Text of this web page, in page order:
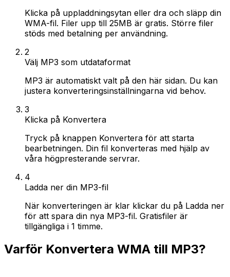
Klicka på uppladdningsytan eller dra och släpp din
WMA-fil. Filer upp till 25MB är gratis. Större filer
stöds med betalning per användning.
2
Välj MP3 som utdataformat
MP3 är automatiskt valt på den här sidan. Du kan
justera konverteringsinställningarna vid behov.
3
Klicka på Konvertera
Tryck på knappen Konvertera för att starta
bearbetningen. Din fil konverteras med hjälp av
våra högpresterande servrar.
4
Ladda ner din MP3-fil
När konverteringen är klar klickar du på Ladda ner
för att spara din nya MP3-fil. Gratisfiler är
tillgängliga i 1 timme.
Varför Konvertera WMA till MP3?